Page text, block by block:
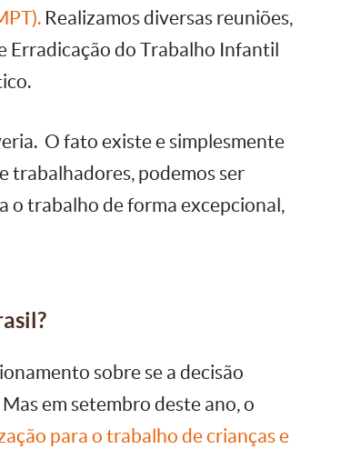
Realizamos diversas reuniões,
Erradicação do Trabalho Infantil
O fato existe e simplesmente
trabalhadores, podemos ser
o trabalho de forma excepcional,
sobre se a decisão
em setembro deste ano, o
para o trabalho de crianças e